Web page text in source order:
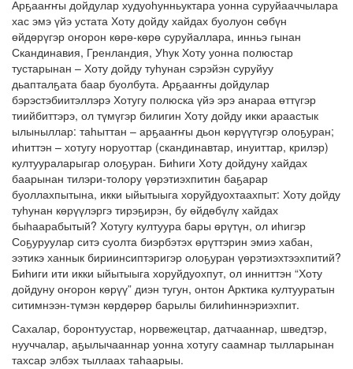
Арҕааҥҥы дойдулар худуоһунньуктара уонна суруйааччылара
хас эмэ үйэ устата Хоту дойду хайдах буолуон сөбүн
өйдөрүгэр оҥорон көрө-көрө суруйаллара, инньэ гынан
Скандинавия, Гренландия, Уһук Хоту уонна полюстар
тустарынан – Хоту дойду туһунан сэрэйэн суруйуу
дьапталҕата баар буолбута. Арҕааҥҥы дойдулар
бэрэстэбиитэллэрэ Хотугу полюска үйэ эрэ анараа өттүгэр
тиийбиттэрэ, ол түмүгэр билигин Хоту дойду икки араастык
ылыныллар: таһыттан – арҕааҥҥы дьон көрүүтүгэр олоҕуран;
иһиттэн – хотугу норуоттар (скандинавтар, инуиттар, крилэр)
култуураларыгар олоҕуран. Биһиги Хоту дойдуну хайдах
баарынан тилэри-толору үөрэтиэхпитин баҕарар
буоллахпытына, икки ыйытыыга хоруйдуохтаахпыт: Хоту дойду
туһунан көрүүлэргэ тирэҕирэн, бу өйдөбүлү хайдах
быһаарабытый? Хотугу култуура бары өрүтүн, ол иһигэр
Соҕуруулар ситэ суолта биэрбэтэх өрүттэрин эмиэ хабан,
ээтикэ ханнык бириинсиптэригэр олоҕуран үөрэтиэхтээхпитий?
Биһиги ити икки ыйытыыга хоруйдуохпут, ол инниттэн “Хоту
дойдуну оҥорон көрүү” диэн тугун, онтон Арктика култууратын
ситимнээн-түмэн көрдөрөр барылы билиһиннэриэхпит.
Сахалар, боронтуустар, норвежецтар, датчааннар, шведтэр,
нууччалар, аҕылычааннар уонна хотугу саамнар тылларынан
тахсар элбэх тыллаах таһаарыы.